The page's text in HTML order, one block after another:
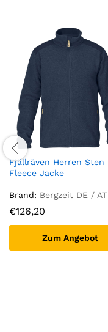
Fjällräven Herren Sten
Fleece Jacke
Brand: Bergzeit DE / AT
€126,20
Zum Angebot